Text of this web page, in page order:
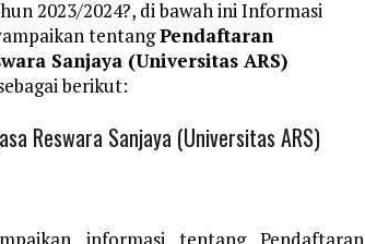
2023/2024?, di bawah ini Informasi
tentangPendaftaran
Sanjaya (Universitas ARS)
berikut:
Reswara Sanjaya (Universitas ARS)